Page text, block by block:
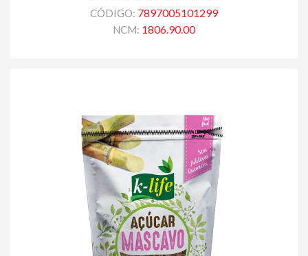
CÓDIGO: 7897005101299
NCM: 1806.90.00